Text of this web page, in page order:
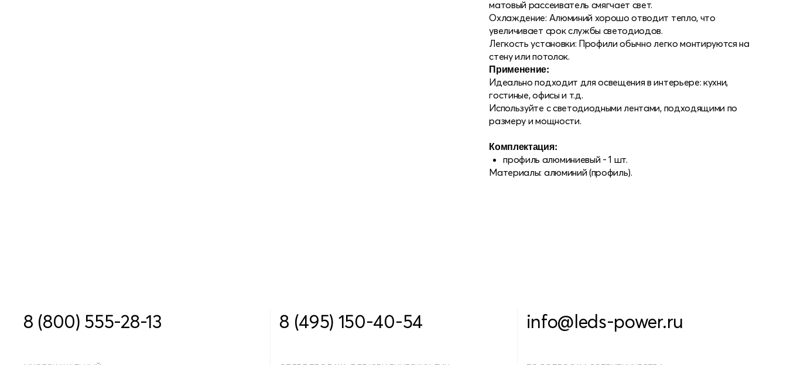
матовый рассеиватель смягчает свет.
Охлаждение: Алюминий хорошо отводит тепло, что
увеличивает срок службы светодиодов.
Легкость установки: Профили обычно легко монтируются на
стену или потолок.
Применение:
Идеально подходит для освещения в интерьере: кухни,
гостиные, офисы и т.д.
Используйте с светодиодными лентами, подходящими по
размеру и мощности.
Комплектация:
профиль алюминиевый - 1 шт.
Материалы: алюминий (профиль).
8 (800) 555-28-13 8 (495) 150-40-54 info@leds-power.ru